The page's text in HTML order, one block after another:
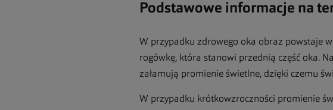
Podstawowe informacje na
W przypadku zdrowego oka obraz powstaje
rogówkę, która stanowi przednią część oka.
załamują promienie świetlne, dzięki czemu
W przypadku krótkowzroczności promienie